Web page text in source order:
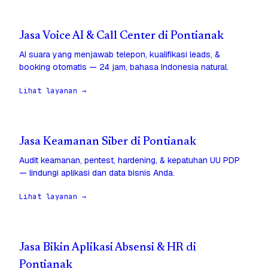
Jasa Voice AI & Call Center di Pontianak
AI suara yang menjawab telepon, kualifikasi leads, &
booking otomatis — 24 jam, bahasa Indonesia natural.
Lihat layanan →
Jasa Keamanan Siber di Pontianak
Audit keamanan, pentest, hardening, & kepatuhan UU PDP
— lindungi aplikasi dan data bisnis Anda.
Lihat layanan →
Jasa Bikin Aplikasi Absensi & HR di
Pontianak